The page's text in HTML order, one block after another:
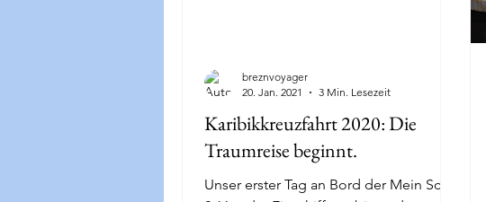
Karibikkreuzfahrt 2020: Die
Traumreise beginnt.
Unser erster Tag an Bord der Mein Schiff
breznvoyager
20. Jan. 2021
3 Min. Lesezeit